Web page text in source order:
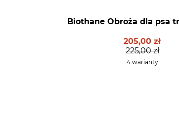
Biothane Obroża dla psa
205,00 zł
225,00 zł
4 warianty